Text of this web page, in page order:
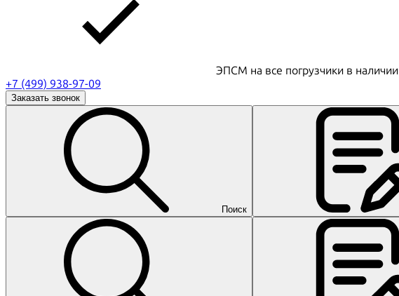
ЭПСМ на все погрузчики в наличии
+7 (499) 938-97-09
Заказать звонок
Поиск